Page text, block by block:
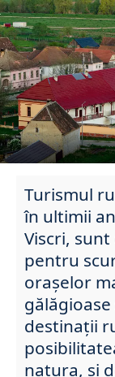
Turismul
în ultimii
Viscri,
pentru
orașelor
destinații
natura, și